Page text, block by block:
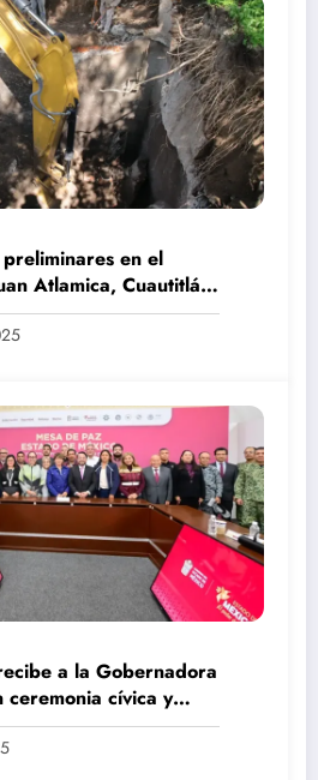
en el
Atlamica, Cuautitlán
a la Gobernadora
ceremonia cívica y